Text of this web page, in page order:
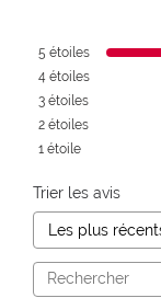
5 étoiles
4 étoiles
3 étoiles
2 étoiles
1 étoile
Trier les avis